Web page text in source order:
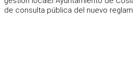
de consulta pública del nuevo